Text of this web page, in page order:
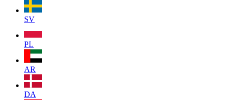
SV
PL
AR
DA